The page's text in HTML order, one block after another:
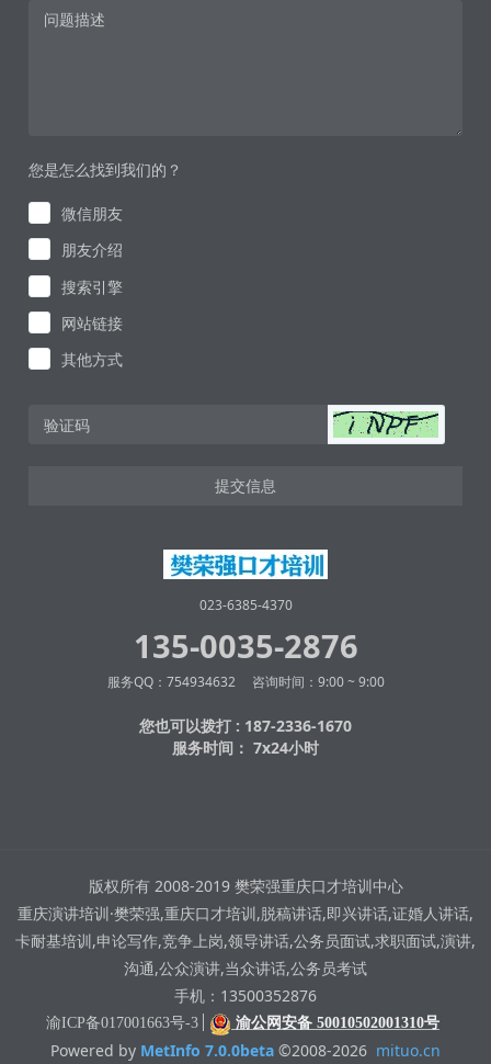
您是怎么找到我们的？
微信朋友
朋友介绍
搜索引擎
网站链接
其他方式
提交信息
023-6385-4370
135-0035-2876
服务QQ：754934632 咨询时间：9:00 ~ 9:00
您也可以拨打 : 187-2336-1670
服务时间： 7x24小时
版权所有 2008-2019 樊荣强重庆口才培训中心
重庆演讲培训·樊荣强,重庆口才培训,脱稿讲话,即兴讲话,证婚人讲话,
卡耐基培训,申论写作,竞争上岗,领导讲话,公务员面试,求职面试,演讲,
沟通,公众演讲,当众讲话,公务员考试
手机：13500352876
渝ICP备017001663号-3 渝公网安备 50010502001310号
Powered by MetInfo 7.0.0beta ©2008-2026 mituo.cn